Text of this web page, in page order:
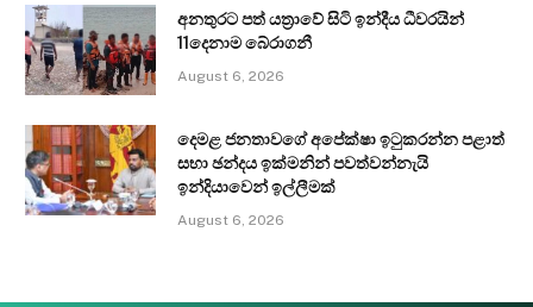
අනතුරට පත් යත්‍රාවේ සිටි ඉන්දීය ධීවරයින්
11දෙනාම බේරාගනී
August 6, 2026
දෙමළ ජනතාවගේ අපේක්ෂා ඉටුකරන්න පළාත්
සභා ඡන්දය ඉක්මනින් පවත්වන්නැයි
ඉන්දියාවෙන් ඉල්ලීමක්
August 6, 2026